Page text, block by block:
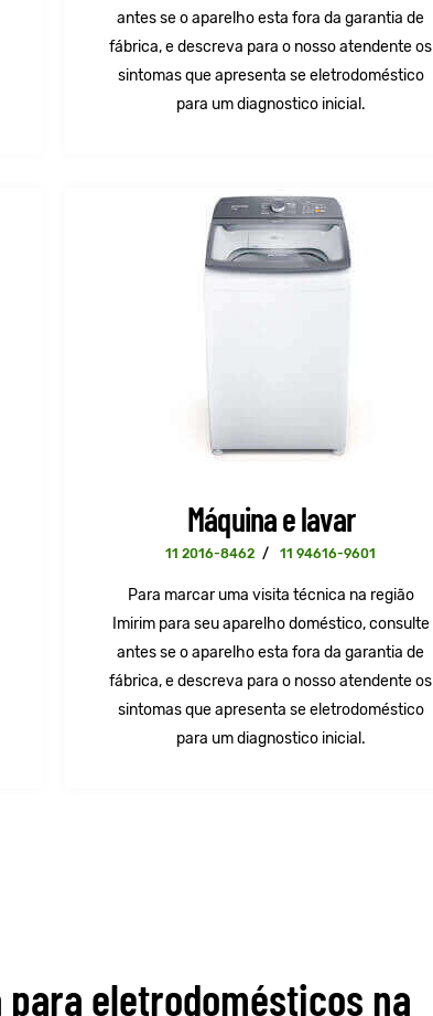
antes se o aparelho esta fora da garantia de
fábrica, e descreva para o nosso atendente os
sintomas que apresenta se eletrodoméstico
para um diagnostico inicial.
Máquina e lavar
11 2016-8462 / 11 94616-9601
Para marcar uma visita técnica na região
Imirim para seu aparelho doméstico, consulte
antes se o aparelho esta fora da garantia de
fábrica, e descreva para o nosso atendente os
sintomas que apresenta se eletrodoméstico
para um diagnostico inicial.
eletrodomésticos na